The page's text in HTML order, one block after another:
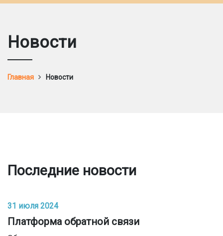
Новости
Главная Новости
Последние новости
31 июля 2024
Платформа обратной связи